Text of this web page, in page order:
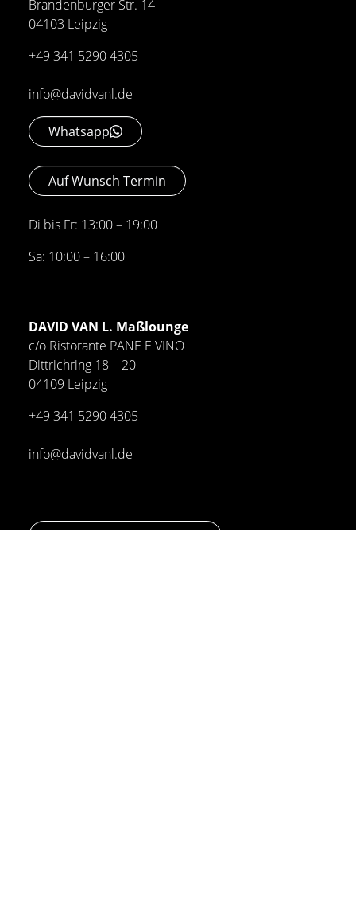
Brandenburger Str. 14
04103 Leipzig
+49 341 5290 4305
info@davidvanl.de
Whatsapp
Auf Wunsch Termin
Di bis Fr: 13:00 – 19:00
Sa: 10:00 – 16:00
DAVID VAN L. Maßlounge
c/o Ristorante PANE E VINO
Dittrichring 18 – 20
04109 Leipzig
+49 341 5290 4305
info@davidvanl.de
Bitte Termin vereinbaren